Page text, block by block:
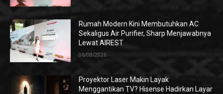
Rumah Modern Kini Membutuhkan AC
Sekaligus Air Purifier, Sharp Menjawabnya
Lewat AIREST
06/08/2026
Proyektor Laser Makin Layak
Menggantikan TV? Hisense Hadirkan Layar